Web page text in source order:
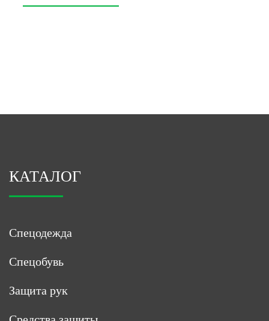
КАТАЛОГ
Спецодежда
Спецобувь
Защита рук